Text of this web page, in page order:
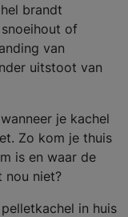
brandt
of
van
uitstoot van
je kachel
Zo kom je thuis
is en waar de
nou niet?
in huis